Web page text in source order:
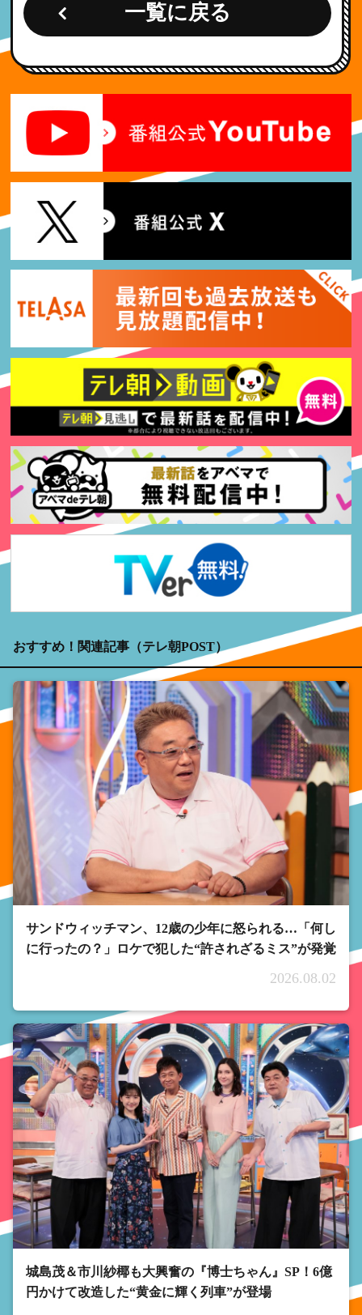
一覧に戻る
おすすめ！関連記事（テレ朝POST）
サンドウィッチマン、12歳の少年に怒られる…「何し
に行ったの？」ロケで犯した“許されざるミス”が発覚
2026.08.02
城島茂＆市川紗椰も大興奮の『博士ちゃん』SP！6億
円かけて改造した“黄金に輝く列車”が登場